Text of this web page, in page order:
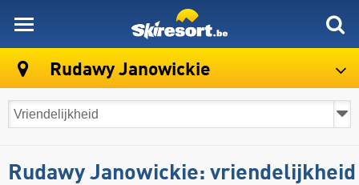
Rudawy Janowickie
Rudawy Janowickie: vriendelijkheid